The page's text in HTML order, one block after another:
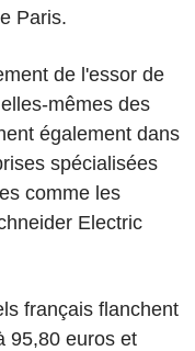
Paris.
de l'essor de
mêmes des
également dans
spécialisées
comme les
Electric
français flanchent
95,80 euros et